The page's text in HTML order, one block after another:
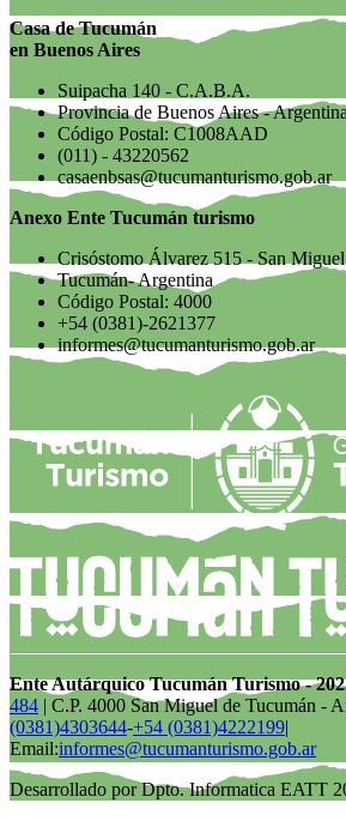
Casa de Tucumán
en Buenos Aires
Suipacha 140 - C.A.B.A.
Provincia de Buenos Aires -
Código Postal: C1008AAD
(011) - 43220562
casaenbsas@tucumanturismo.gob.ar
Anexo Ente Tucumán turismo
Crisóstomo Álvarez 515 - San
Tucumán- Argentina
Código Postal: 4000
+54 (0381)-2621377
informes@tucumanturismo.gob.ar
Ente Autárquico Tucumán Turismo -
484 | C.P. 4000 San Miguel de Tucumán -
(0381)4303644-+54 (0381)4222199|
Email:informes@tucumanturismo.gob.ar
Desarrollado por Dpto. Informatica EATT